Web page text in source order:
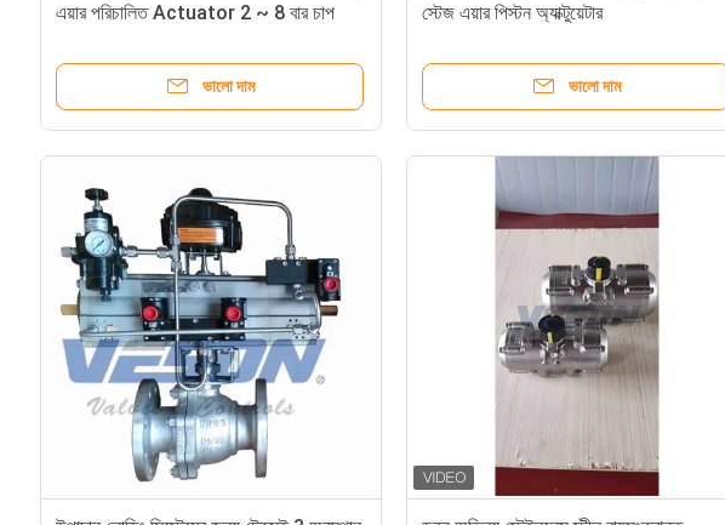
এয়ার পরিচালিত Actuator 2 ~ 8 বার চাপ
ভালো দাম
স্টেজ এয়ার পিস্টন অ্যাক্টুয়েটার
ভালো দাম